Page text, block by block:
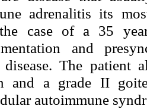
adrenalitis its
the case of a 35
and
The patient
and a grade II
autoimmune